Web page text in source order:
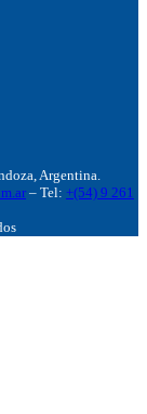
Argentina.
– Tel: +(54) 9 261